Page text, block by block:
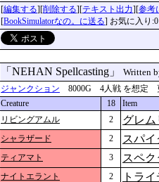
[編集する][削除する][テキスト出力][参考
[BookSimulatorなの。に送る] お気に入り:0
「NEHAN Spellcasting」 Written
ジャンクション 8000G 4人戦 を想定 更
Creature
18
Item
リビングアムル
2 グレ
シャラザード 2 スパ
ティアマト 3 スペ
ナイトエラント 2 トラ